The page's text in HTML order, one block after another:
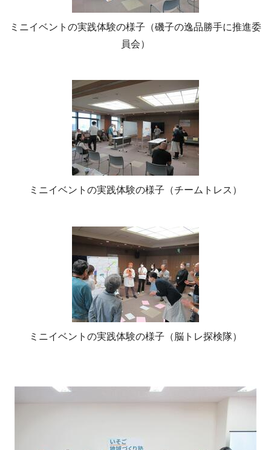
ミニイベントの実践体験の様子（磯子の逸品勝手に推進委
員会）
ミニイベントの実践体験の様子（チームトレス）
ミニイベントの実践体験の様子（脳トレ探検隊）